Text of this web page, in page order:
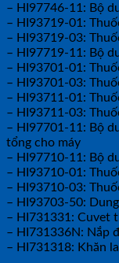
– HI97746-11: Bộ
– HI93719-01:
– HI93719-03:
– HI97719-11: Bộ
– HI93701-01:
– HI93701-03:
– HI93711-01:
– HI93711-03:
– HI97701-11: Bộ
tổng cho máy
– HI97710-11: Bộ
– HI93710-01:
– HI93710-03:
– HI93703-50:
– HI731331: Cuvet
– HI731336N: Nắp
– HI731318: Khăn